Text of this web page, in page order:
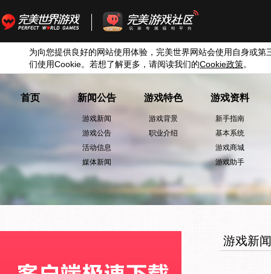
为向您提供良好的网站使用体验，完美世界网站会使用自身或第
们使用Cookie。若想了解更多，请阅读我们的Cookie政策。
首页 新闻公告
游戏新闻
游戏公告
活动信息
媒体新闻
游戏特色
游戏背景
职业介绍
游戏资料
新手指南
基本系统
游戏商城
游戏助手
游戏新闻